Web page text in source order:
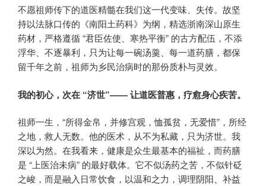
不愿祖师传下的道医精髓在我们这一代变味、失传。故坚
持以法脉口传的《南阳土药科》为纲，精选浙南深山原生
药材，严格遵循 “君臣佐使、寒热平衡” 的古方配伍，不添
浮华、不逐暴利，只为让每一碗汤羹、每一道药膳，都保
留千年之前，祖师为乡民治病时的那份质朴与灵效。
我的初心，次在 “济世”—— 让道医普惠，疗愈身心疾苦。
祖师一生，“所得金帛，并修宫观，恤孤贫，无爱惜”，所经
之地，救人无数。他的医术，从不为私藏，只为济世。我
深以为然。在我看来，健康是众生最基本的福祉，而药膳
是 “上医治未病” 的最好载体。它不似汤药之苦，不似针砭
之峻，而是融入日常饮食，以温和之力，调理阴阳、补益